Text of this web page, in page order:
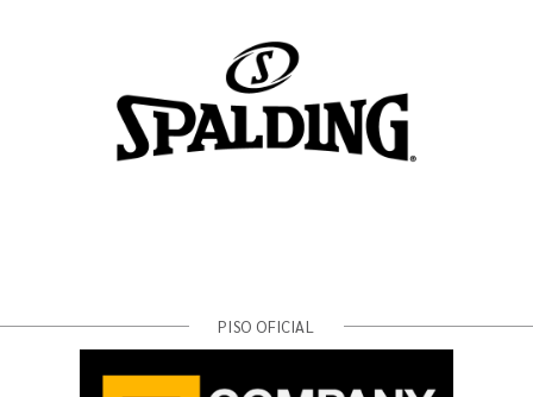
PISO OFICIAL